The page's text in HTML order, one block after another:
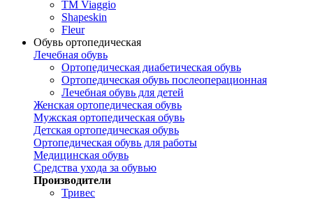
TM Viaggio
Shapeskin
Fleur
Обувь ортопедическая
Лечебная обувь
Ортопедическая диабетическая обувь
Ортопедическая обувь послеоперационная
Лечебная обувь для детей
Женская ортопедическая обувь
Мужская ортопедическая обувь
Детская ортопедическая обувь
Ортопедическая обувь для работы
Медицинская обувь
Средства ухода за обувью
Производители
Тривес